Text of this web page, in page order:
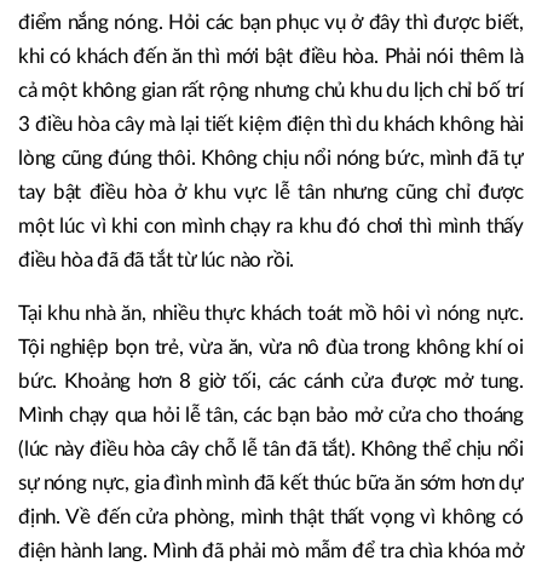
điểm nắng nóng. Hỏi các bạn phục vụ ở đây thì được biết,
khi có khách đến ăn thì mới bật điều hòa. Phải nói thêm là
cả một không gian rất rộng nhưng chủ khu du lịch chỉ bố trí
3 điều hòa cây mà lại tiết kiệm điện thì du khách không hài
lòng cũng đúng thôi. Không chịu nổi nóng bức, mình đã tự
tay bật điều hòa ở khu vực lễ tân nhưng cũng chỉ được
một lúc vì khi con mình chạy ra khu đó chơi thì mình thấy
điều hòa đã đã tắt từ lúc nào rồi.
Tại khu nhà ăn, nhiều thực khách toát mồ hôi vì nóng nực.
Tội nghiệp bọn trẻ, vừa ăn, vừa nô đùa trong không khí oi
bức. Khoảng hơn 8 giờ tối, các cánh cửa được mở tung.
Mình chạy qua hỏi lễ tân, các bạn bảo mở cửa cho thoáng
(lúc này điều hòa cây chỗ lễ tân đã tắt). Không thể chịu nổi
sự nóng nực, gia đình mình đã kết thúc bữa ăn sớm hơn dự
định. Về đến cửa phòng, mình thật thất vọng vì không có
điện hành lang. Mình đã phải mò mẫm để tra chìa khóa mở